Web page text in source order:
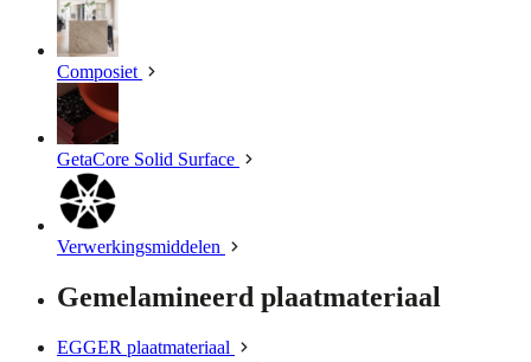
Composiet
GetaCore Solid Surface
Verwerkingsmiddelen
Gemelamineerd plaatmateriaal
EGGER plaatmateriaal